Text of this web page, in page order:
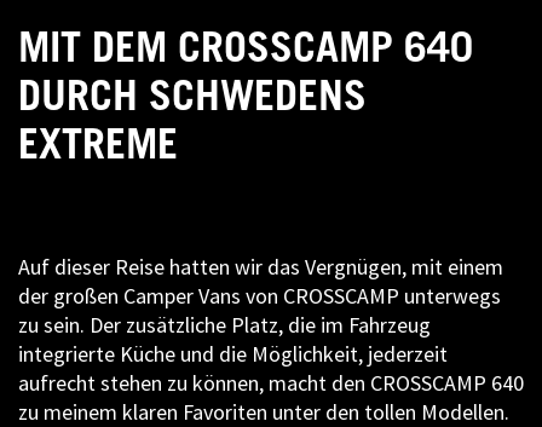
MIT DEM CROSSCAMP 640
DURCH SCHWEDENS
EXTREME
Auf dieser Reise hatten wir das Vergnügen, mit einem
der großen Camper Vans von CROSSCAMP unterwegs
zu sein. Der zusätzliche Platz, die im Fahrzeug
integrierte Küche und die Möglichkeit, jederzeit
aufrecht stehen zu können, macht den CROSSCAMP 640
zu meinem klaren Favoriten unter den tollen Modellen.